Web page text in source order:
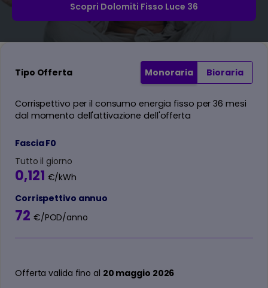
Scopri Dolomiti Fisso Luce 36
Tipo Offerta Monoraria Bioraria
Corrispettivo per il consumo energia fisso per 36 mesi
dal momento dell'attivazione dell'offerta
Fascia F0
Tutto il giorno
0,121 €/kWh
Corrispettivo annuo
72 €/POD/anno
Offerta valida fino al 20 maggio 2026